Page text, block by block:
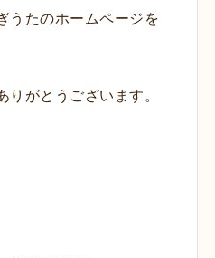
うたのホームページを
りがとうございます。